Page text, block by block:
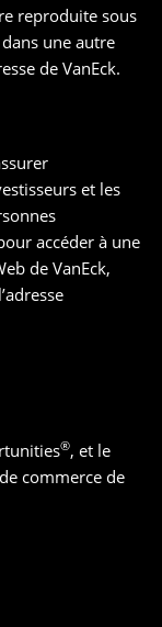
reproduite sous
une autre
de VanEck.
et les
accéder à une
de VanEck,
®, et le
commerce de